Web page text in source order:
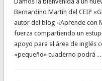
Bernardino Martín del CEIP
autor del blog «Aprende con
fuerza compartiendo un
apoyo para el área de inglés
«pequeño» cuaderno podrá